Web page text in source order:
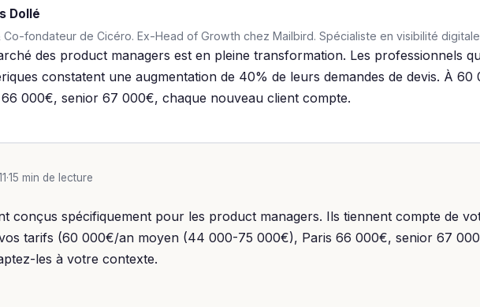
Dollé
Co-fondateur de Cicéro. Ex-Head of Growth chez Mailbird. Spécialiste en visibilité
des product managers est en pleine transformation. Les professionnels
constatent une augmentation de 40% de leurs demandes de devis. À
66 000€, senior 67 000€, chaque nouveau client compte.
·15 min de lecture
conçus spécifiquement pour les product managers. Ils tiennent compte de
tarifs (60 000€/an moyen (44 000-75 000€), Paris 66 000€, senior 67
les à votre contexte.